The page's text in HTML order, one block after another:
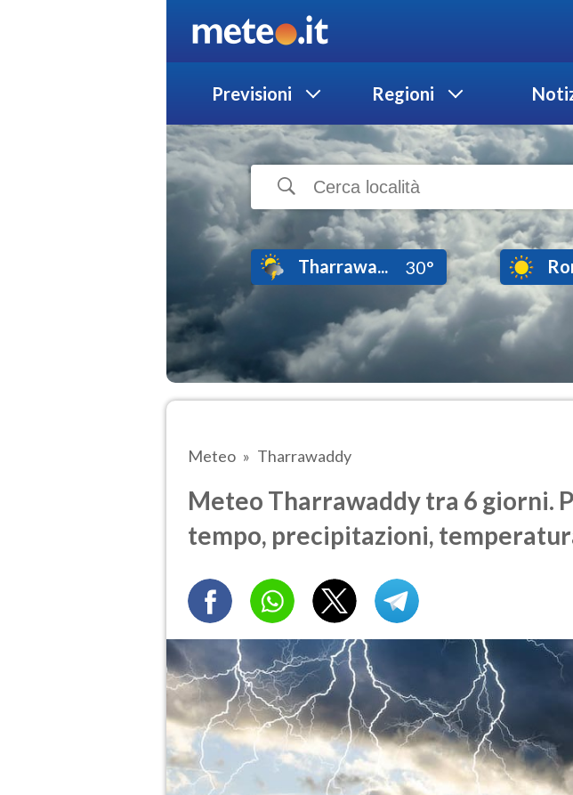
Previsioni Regioni
Tharrawa... 30°
Meteo Tharrawaddy
Meteo Tharrawaddy tra 6 giorni.
tempo, precipitazioni,